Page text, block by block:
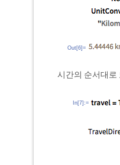
Out[6]=
시간의 순서대로
In[7]:=